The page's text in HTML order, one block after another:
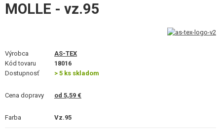
ZÁSOBNÍKY, PLNIČKY
VÝSTROJ, UNIFORMY, PÚZDRA
MASKOVANIE, FARBY, PÁSKY
VYSIELAČKY, HEADSETY, KAMERY
DOPLNKY K ZBRANIAM, POPRUHY
MOLLE - vz.95
Výrobca
AS-TEX
Kód tovaru
18016
Dostupnosť
> 5 ks skladom
Cena dopravy od 5,59 €
Farba Vz.95